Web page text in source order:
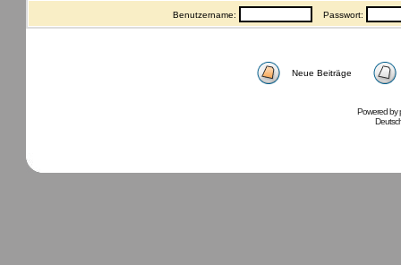
Benutzername: Passwort:
Neue Beiträge
Powered by